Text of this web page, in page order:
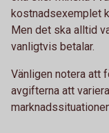
kostnadsexemplet
Men det ska alltid
vanligtvis betalar.
Vänligen notera att
avgifterna att